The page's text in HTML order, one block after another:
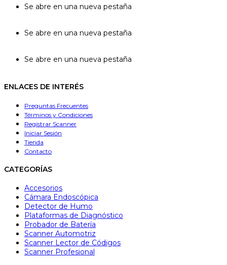
Se abre en una nueva pestaña
Se abre en una nueva pestaña
Se abre en una nueva pestaña
ENLACES DE INTERÉS
Preguntas Frecuentes
Términos y Condiciones
Registrar Scanner
Iniciar Sesión
Tienda
Contacto
CATEGORÍAS
Accesorios
Cámara Endoscópica
Detector de Humo
Plataformas de Diagnóstico
Probador de Batería
Scanner Automotriz
Scanner Lector de Códigos
Scanner Profesional